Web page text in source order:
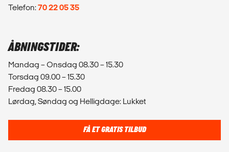
Telefon:70 22 05 35
ÅBNINGSTIDER:
Mandag – Onsdag 08.30 – 15.30
Torsdag 09.00 – 15.30
Fredag 08.30 – 15.00
Lørdag, Søndag og Helligdage: Lukket
FÅ ET GRATIS TILBUD